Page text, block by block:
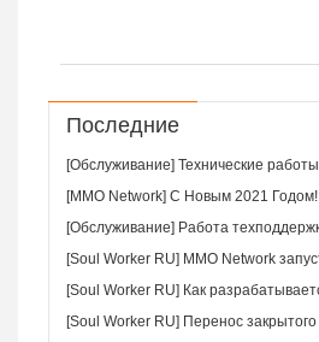
Последние
[MMO Network] С Новым 2021 Годом!